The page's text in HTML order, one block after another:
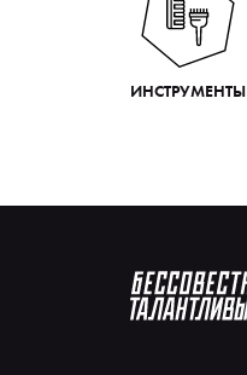
ИНСТРУМЕНТЫ